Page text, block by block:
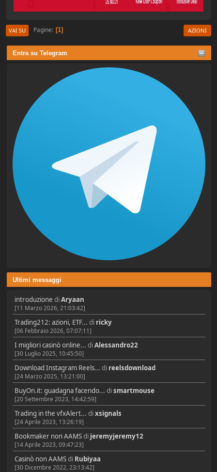
Entra su Telegram
Ultimi messaggi
introduzione diAryaan
[11 Marzo 2026, 21:03:42]
Trading212: azioni, ETF... di ricky
[06 Febbraio 2026, 07:07:11]
I migliori casinò online... diAlessandro22
[30 Luglio 2025, 10:45:50]
Download Instagram Reels... di reelsdownload
[24 Marzo 2025, 13:21:00]
BuyOn.it: guadagna facendo... dismartmouse
[20 Settembre 2023, 14:42:59]
Trading in the vfxAlert... dixsignals
[24 Aprile 2023, 13:26:19]
Bookmaker non AAMSdi jeremyjeremy12
[14 Aprile 2023, 09:47:23]
Casinò non AAMSdi Rubiyaa
[30 Dicembre 2022, 23:13:42]
VAI SU Pagine 1 AZIONI